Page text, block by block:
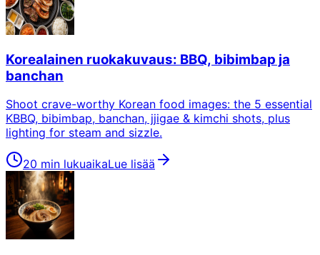
Korealainen ruokakuvaus: BBQ, bibimbap ja
banchan
Shoot crave-worthy Korean food images: the 5 essential
KBBQ, bibimbap, banchan, jjigae & kimchi shots, plus
lighting for steam and sizzle.
20 min lukuaikaLue lisää